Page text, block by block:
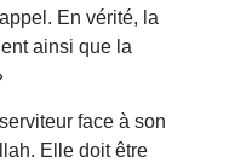
En vérité, la
ainsi que la
face à son
Elle doit être